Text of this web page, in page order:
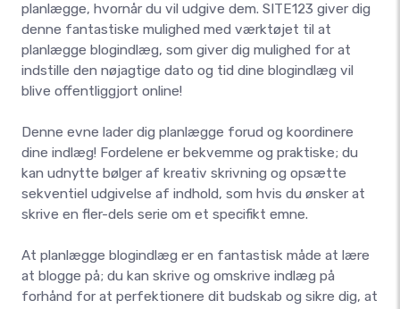
planlægge, hvornår du vil udgive dem. SITE123 giver dig
denne fantastiske mulighed med værktøjet til at
planlægge blogindlæg, som giver dig mulighed for at
indstille den nøjagtige dato og tid dine blogindlæg vil
blive offentliggjort online!
Denne evne lader dig planlægge forud og koordinere
dine indlæg! Fordelene er bekvemme og praktiske; du
kan udnytte bølger af kreativ skrivning og opsætte
sekventiel udgivelse af indhold, som hvis du ønsker at
skrive en fler-dels serie om et specifikt emne.
At planlægge blogindlæg er en fantastisk måde at lære
at blogge på; du kan skrive og omskrive indlæg på
forhånd for at perfektionere dit budskab og sikre dig, at